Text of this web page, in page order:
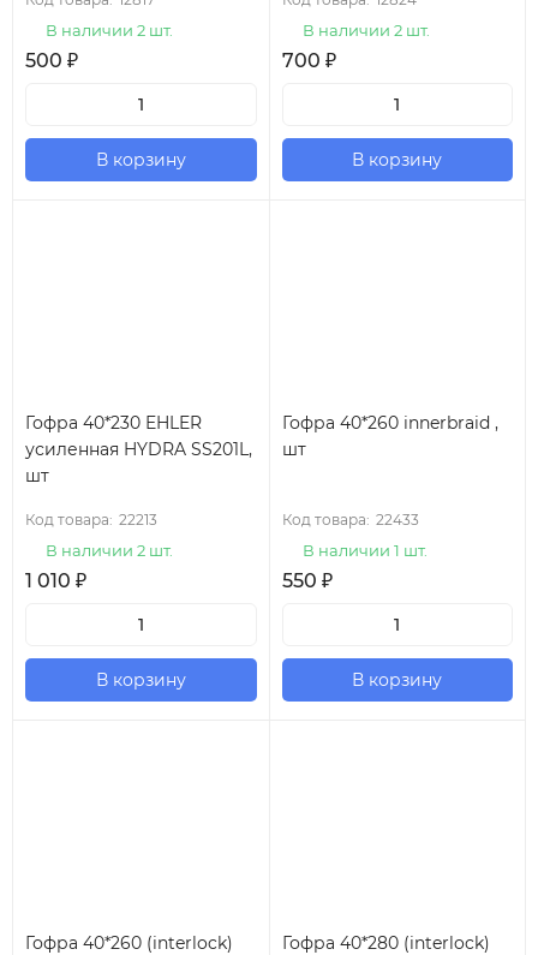
В наличии 2 шт.
500 ₽
В корзину
В наличии 2 шт.
700 ₽
В корзину
Гофра 40*230 EHLER
усиленная HYDRA SS201L,
шт
Код товара: 22213
В наличии 2 шт.
1 010 ₽
В корзину
Гофра 40*260 innerbraid ,
шт
Код товара: 22433
В наличии 1 шт.
550 ₽
В корзину
Гофра 40*260 (interlock)
Гофра 40*280 (interlock)